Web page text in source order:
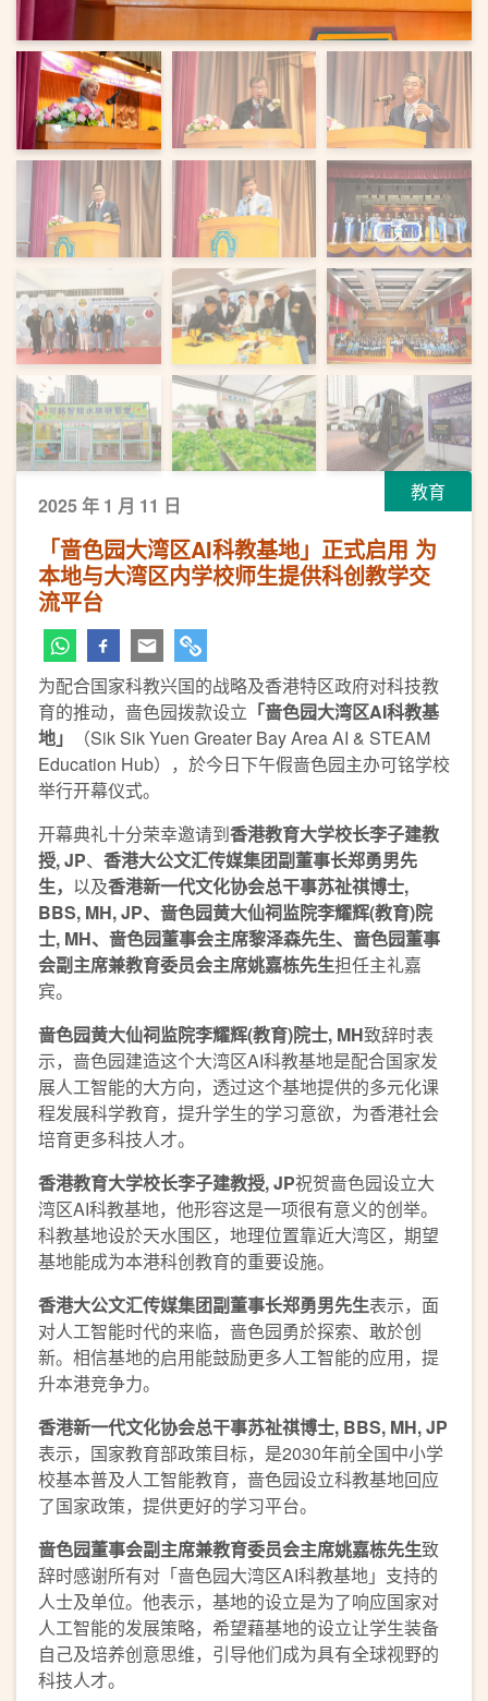
教育
2025 年 1 月 11 日
「啬色园大湾区AI科教基地」正式启用 为
本地与大湾区内学校师生提供科创教学交
流平台
为配合国家科教兴国的战略及香港特区政府对科技教
育的推动，啬色园拨款设立 「啬色园大湾区AI科教基
地」
（Sik Sik Yuen Greater Bay Area AI & STEAM
Education Hub），於今日下午假啬色园主办可铭学校
举行开幕仪式。
开幕典礼十分荣幸邀请到香港教育大学校长李子建教
授, JP、 香港大公文汇传媒集团副董事长郑勇男先
生， 以及香港新一代文化协会总干事苏祉祺博士,
BBS, MH, JP、啬色园黄大仙祠监院李耀辉(教育)院
士, MH、啬色园董事会主席黎泽森先生、 啬色园董事
会副主席兼教育委员会主席姚嘉栋先生担任主礼嘉
宾。
啬色园黄大仙祠监院李耀辉(教育)院士, MH致辞时表
示，啬色园建造这个大湾区AI科教基地是配合国家发
展人工智能的大方向，透过这个基地提供的多元化课
程发展科学教育，提升学生的学习意欲，为香港社会
培育更多科技人才。
香港教育大学校长李子建教授, JP祝贺啬色园设立大
湾区AI科教基地，他形容这是一项很有意义的创举。
科教基地设於天水围区，地理位置靠近大湾区，期望
基地能成为本港科创教育的重要设施。
香港大公文汇传媒集团副董事长郑勇男先生表示，面
对人工智能时代的来临，啬色园勇於探索、敢於创
新。相信基地的启用能鼓励更多人工智能的应用，提
升本港竞争力。
香港新一代文化协会总干事苏祉祺博士, BBS, MH, JP
表示，国家教育部政策目标，是2030年前全国中小学
校基本普及人工智能教育，啬色园设立科教基地回应
了国家政策，提供更好的学习平台。
啬色园董事会副主席兼教育委员会主席姚嘉栋先生致
辞时感谢所有对「啬色园大湾区AI科教基地」支持的
人士及单位。他表示，基地的设立是为了响应国家对
人工智能的发展策略，希望藉基地的设立让学生装备
自己及培养创意思维，引导他们成为具有全球视野的
科技人才。